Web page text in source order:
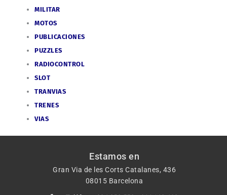
MILITAR
MOTOS
PUBLICACIONES
PUZZLES
RADIOCONTROL
SLOT
TRANVIAS
TRENES
VIAS
Estamos en
Gran Via de les Corts Catalanes, 436
08015 Barcelona